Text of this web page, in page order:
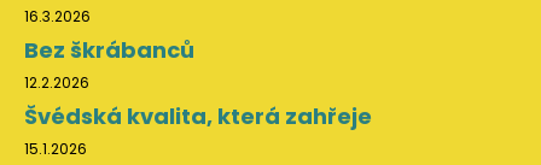
16.3.2026
Bez škrábanců
12.2.2026
Švédská kvalita, která zahřeje
15.1.2026